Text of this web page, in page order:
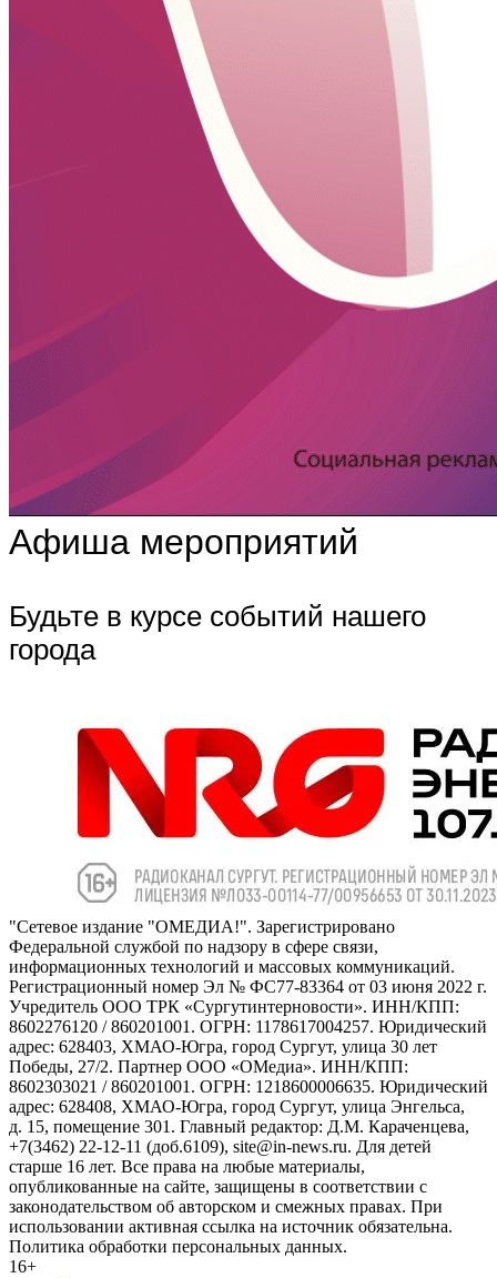
Афиша мероприятий
Будьте в курсе событий нашего
города
"Сетевое издание "ОМЕДИА!". Зарегистрировано
Федеральной службой по надзору в сфере связи,
информационных технологий и массовых коммуникаций.
Регистрационный номер Эл № ФС77-83364 от 03 июня 2022 г.
Учредитель ООО ТРК «Сургутинтерновости». ИНН/КПП:
8602276120 / 860201001. ОГРН: 1178617004257. Юридический
адрес: 628403, ХМАО-Югра, город Сургут, улица 30 лет
Победы, 27/2. Партнер ООО «ОМедиа». ИНН/КПП:
8602303021 / 860201001. ОГРН: 1218600006635. Юридический
адрес: 628408, ХМАО-Югра, город Сургут, улица Энгельса,
д. 15, помещение 301. Главный редактор: Д.М. Караченцева,
+7(3462) 22-12-11 (доб.6109), site@in-news.ru. Для детей
старше 16 лет. Все права на любые материалы,
опубликованные на сайте, защищены в соответствии с
законодательством об авторском и смежных правах. При
использовании активная ссылка на источник обязательна.
Политика обработки персональных данных.
16+